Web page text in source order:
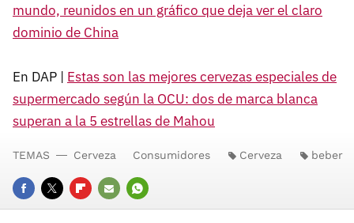
mundo, reunidos en un gráfico que deja ver el claro
dominio de China
En DAP | Estas son las mejores cervezas especiales de
supermercado según la OCU: dos de marca blanca
superan a la 5 estrellas de Mahou
FACEBOOK
TWITTERFLIPBOARD
E- WHATSAPP
TEMAS Cerveza Consumidores Cerveza beber